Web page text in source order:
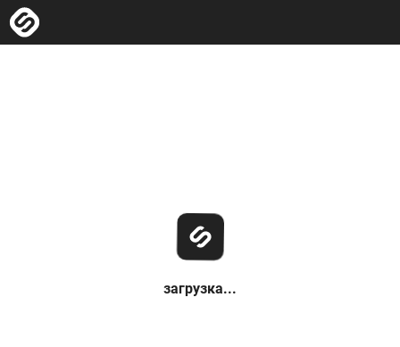
загрузка...